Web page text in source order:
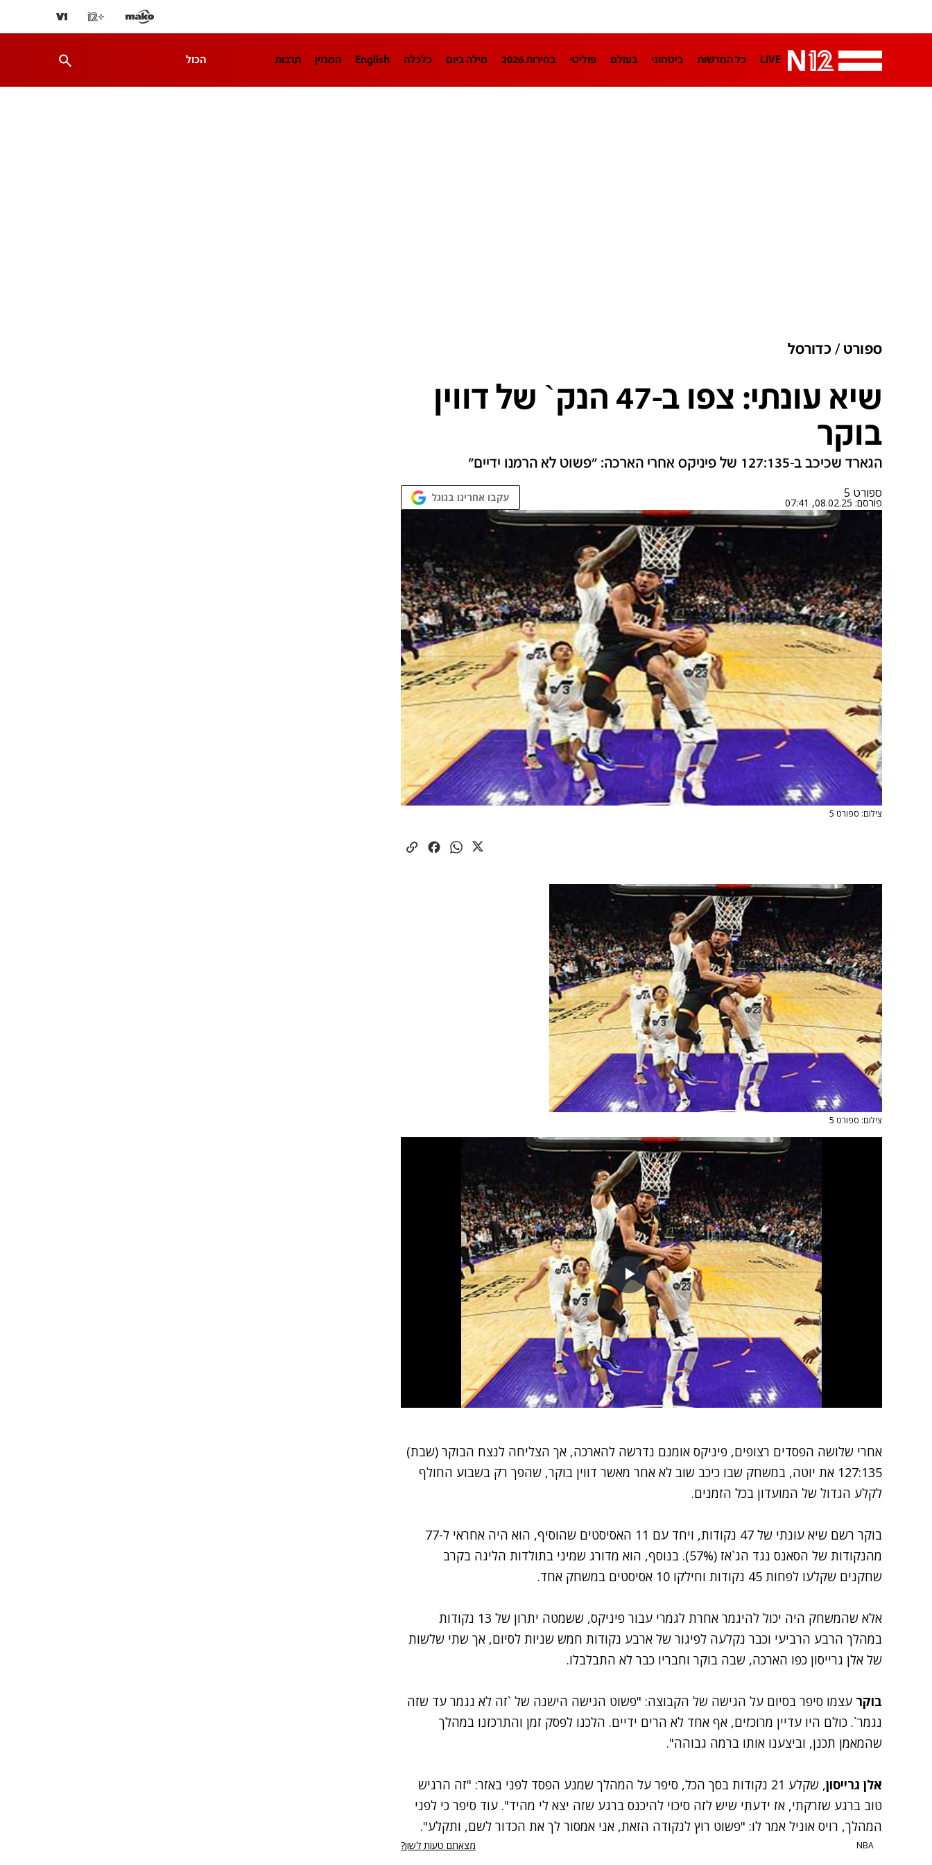
LIVE כל החדשות ביטחוני בעולם פוליטי בחירות 2026 מילה ביום כלכלה English המגזין תרבות הכול
ספורט כדורסל
שיא עונתי: צפו ב-47 הנק` של דווין
בוקר
הגארד שכיכב ב-127:135 של פיניקס אחרי הארכה: "פשוט לא הרמנו ידיים"
ספורט 5
פורסם: 08.02.25, 07:41 עקבו אחרינו בגוגל
צילום: ספורט 5
צילום: ספורט 5
אחרי שלושה הפסדים רצופים, פיניקס אומנם נדרשה להארכה, אך הצליחה לנצח הבוקר (שבת)
127:135 את יוטה, במשחק שבו כיכב שוב לא אחר מאשר דווין בוקר, שהפך רק בשבוע החולף
לקלע הגדול של המועדון בכל הזמנים.
בוקר רשם שיא עונתי של 47 נקודות, ויחד עם 11 האסיסטים שהוסיף, הוא היה אחראי ל-77
מהנקודות של הסאנס נגד הג`אז (57%). בנוסף, הוא מדורג שמיני בתולדות הליגה בקרב
שחקנים שקלעו לפחות 45 נקודות וחילקו 10 אסיסטים במשחק אחד.
אלא שהמשחק היה יכול להיגמר אחרת לגמרי עבור פיניקס, ששמטה יתרון של 13 נקודות
במהלך הרבע הרביעי וכבר נקלעה לפיגור של ארבע נקודות חמש שניות לסיום, אך שתי שלשות
של אלן גרייסון כפו הארכה, שבה בוקר וחבריו כבר לא התבלבלו.
בוקר עצמו סיפר בסיום על הגישה של הקבוצה: "פשוט הגישה הישנה של `זה לא נגמר עד שזה
נגמר`. כולם היו עדיין מרוכזים, אף אחד לא הרים ידיים. הלכנו לפסק זמן והתרכזנו במהלך
שהמאמן תכנן, וביצענו אותו ברמה גבוהה".
אלן גרייסון
, שקלע 21 נקודות בסך הכל, סיפר על המהלך שמנע הפסד לפני באזר: "זה הרגיש
טוב ברגע שזרקתי, אז ידעתי שיש לזה סיכוי להיכנס ברגע שזה יצא לי מהיד". עוד סיפר כי לפני
המהלך, רויס אוניל אמר לו: "פשוט רוץ לנקודה הזאת, אני אמסור לך את הכדור לשם, ותקלע".
NBA מצאתם טעות לשון?